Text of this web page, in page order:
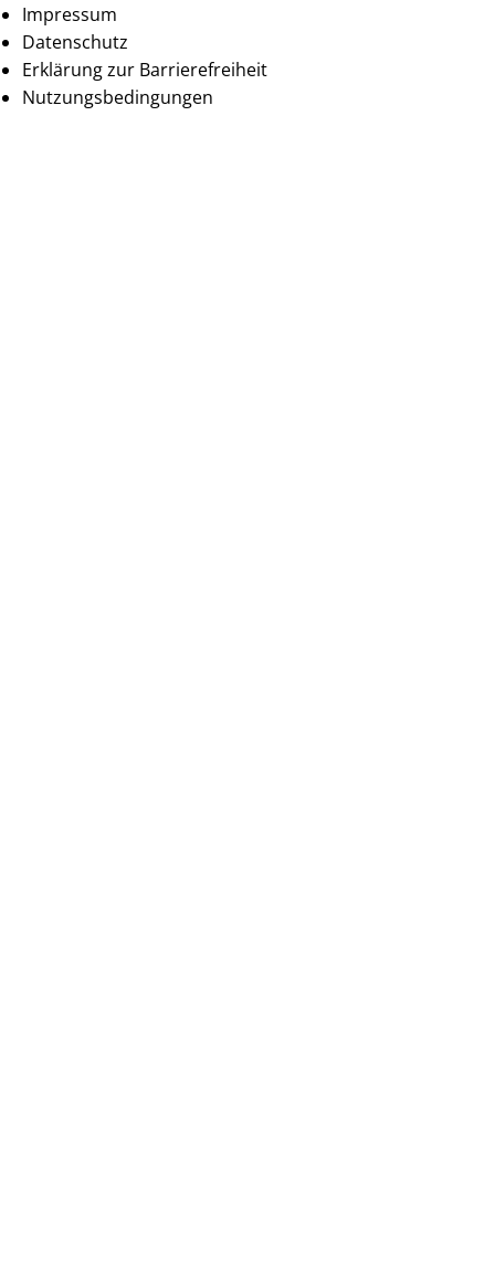
Impressum
Datenschutz
Erklärung zur Barrierefreiheit
Nutzungsbedingungen